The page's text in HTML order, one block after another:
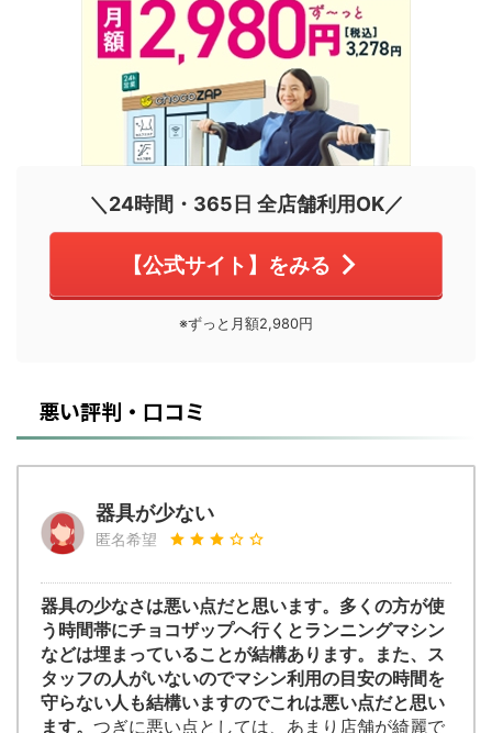
＼24時間・365日 全店舗利用OK／
【公式サイト】をみる
※ずっと月額2,980円
悪い評判・口コミ
器具が少ない
匿名希望
器具の少なさは悪い点だと思います。多くの方が使
う時間帯にチョコザップへ行くとランニングマシン
などは埋まっていることが結構あります。また、ス
タッフの人がいないのでマシン利用の目安の時間を
守らない人も結構いますのでこれは悪い点だと思い
ます。 つぎに悪い点としては、あまり店舗が綺麗で